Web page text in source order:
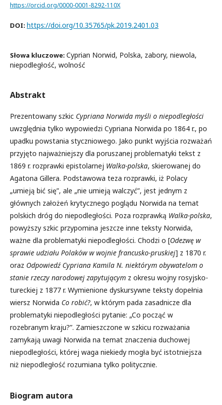
https://orcid.org/0000-0001-8292-110X
DOI: https://doi.org/10.35765/pk.2019.2401.03
Słowa kluczowe: Cyprian Norwid, Polska, zabory, niewola,
niepodległość, wolność
Abstrakt
Prezentowany szkic Cypriana Norwida myśli o niepodległości
uwzględ­nia tylko wypowiedzi Cypriana Norwida po 1864 r., po
upadku po­wstania styczniowego. Jako punkt wyjścia rozważań
przyjęto naj­ważniejszy dla poruszanej problematyki tekst z
1869 r. rozprawki epistolarnej Walka-polska, skierowanej do
Agatona Gillera. Podstawo­wa teza rozprawki, iż Polacy
„umieją bić się”, ale „nie umieją walczyć”, jest jednym z
głównych założeń krytycznego poglądu Norwida na te­mat
polskich dróg do niepodległości. Poza rozprawką Walka-polska,
powyższy szkic przypomina jeszcze inne teksty Norwida,
ważne dla problematyki niepodległości. Chodzi o [Odezwę w
sprawie udziału Po­laków w wojnie francusko-pruskiej] z 1870 r.
oraz Odpowiedź Cypriana Kamila N. niektórym obywatelom o
stanie rzeczy narodowej zapytującym z okresu wojny rosyjsko-
tureckiej z 1877 r. Wymienione dyskursywne teksty dopełnia
wiersz Norwida Co robić?, w którym pada zasadnicze dla
problematyki niepodległości pytanie: „Co począć w
rozebranym kraju?”. Zamieszczone w szkicu rozważania
zamykają uwagi Norwi­da na temat znaczenia duchowej
niepodległości, której waga niekiedy mogła być istotniejsza
niż niepodległość rozumiana tylko politycznie.
Biogram autora